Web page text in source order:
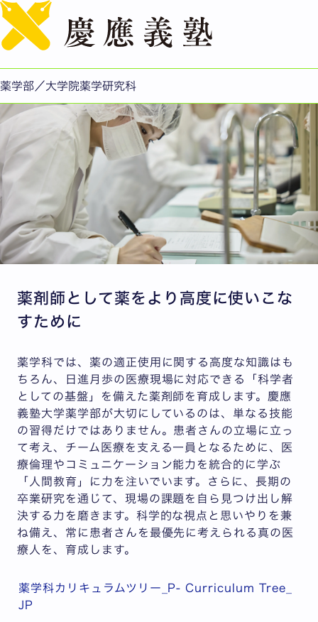
薬学部／大学院薬学研究科
薬学科（6年制）
薬剤師として薬をより高度に使いこな
すために
薬学科では、薬の適正使用に関する高度な知識はも
ちろん、日進月歩の医療現場に対応できる「科学者
としての基盤」を備えた薬剤師を育成します。慶應
義塾大学薬学部が大切にしているのは、単なる技能
の習得だけではありません。患者さんの立場に立っ
て考え、チーム医療を支える一員となるために、医
療倫理やコミュニケーション能力を統合的に学ぶ
「人間教育」に力を注いでいます。さらに、長期の
卒業研究を通じて、現場の課題を自ら見つけ出し解
決する力を磨きます。科学的な視点と思いやりを兼
ね備え、常に患者さんを最優先に考えられる真の医
療人を、育成します。
薬学科カリキュラムツリー_P- Curriculum Tree_
JP